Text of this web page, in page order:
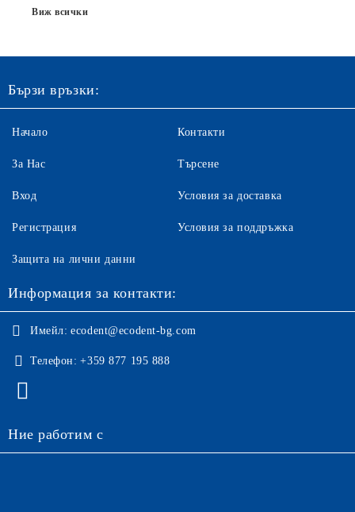
Виж всички
Бързи връзки:
Начало
За Нас
Вход
Регистрация
Контакти
Търсене
Условия за доставка
Условия за поддръжка
Защита на лични данни
Информация за контакти:
Имейл: ecodent@ecodent-bg.com
Телефон: +359 877 195 888
Ние работим с